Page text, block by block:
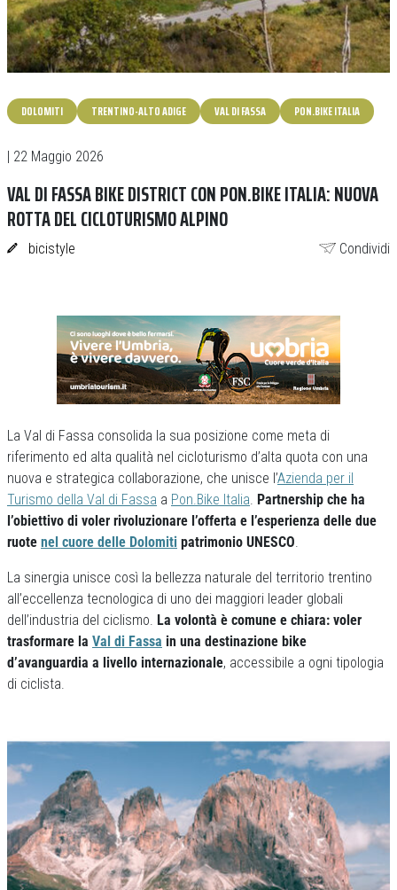
DOLOMITI TRENTINO-ALTO ADIGE VAL DI FASSA PON.BIKE ITALIA
| 22 Maggio 2026
VAL DI FASSA BIKE DISTRICT CON PON.BIKE ITALIA: NUOVA
ROTTA DEL CICLOTURISMO ALPINO
bicistyle Condividi
La Val di Fassa consolida la sua posizione come meta di
riferimento ed alta qualità nel cicloturismo d’alta quota con una
nuova e strategica collaborazione, che unisce l’Azienda per il
Turismo della Val di Fassa a Pon.Bike Italia. Partnership che ha
l’obiettivo di voler rivoluzionare l’offerta e l’esperienza delle due
ruote nel cuore delle Dolomiti patrimonio UNESCO.
La sinergia unisce così la bellezza naturale del territorio trentino
all’eccellenza tecnologica di uno dei maggiori leader globali
dell’industria del ciclismo. La volontà è comune e chiara: voler
trasformare la Val di Fassa in una destinazione bike
d’avanguardia a livello internazionale, accessibile a ogni tipologia
di ciclista.